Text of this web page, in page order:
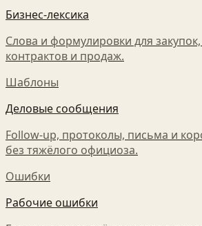
Бизнес-лексика
Слова и формулировки для закупок,
контрактов и продаж.
Шаблоны
Деловые сообщения
Follow-up, протоколы, письма и
без тяжёлого официоза.
Ошибки
Рабочие ошибки